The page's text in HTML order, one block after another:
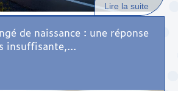
Lire la suite
de naissance : une réponse
insuffisante,...